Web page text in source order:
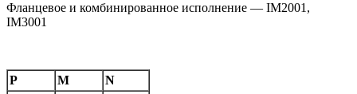
Фланцевое и комбинированное исполнение — IM2001,
IM3001
P M
N